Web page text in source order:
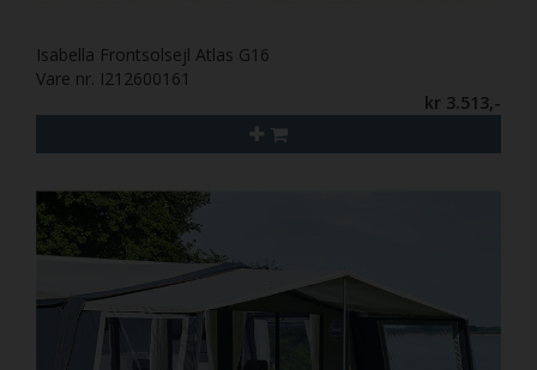
Isabella Frontsolsejl Atlas G16
Vare nr. I212600161
kr 3.513,-